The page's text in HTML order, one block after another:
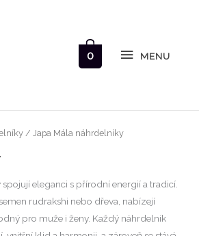
MENU
0
/ Japa Mála náhrdelníky
eleganci s přírodní energií a tradicí.
rudrakshi nebo dřeva, nabízejí
pro muže i ženy. Každý náhrdelník
Seřazeno
od